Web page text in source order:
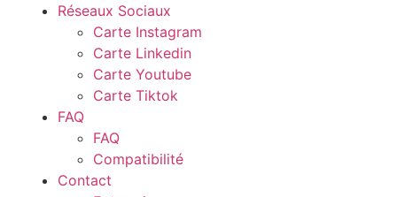
Réseaux Sociaux
Carte Instagram
Carte Linkedin
Carte Youtube
Carte Tiktok
FAQ
FAQ
Compatibilité
Contact